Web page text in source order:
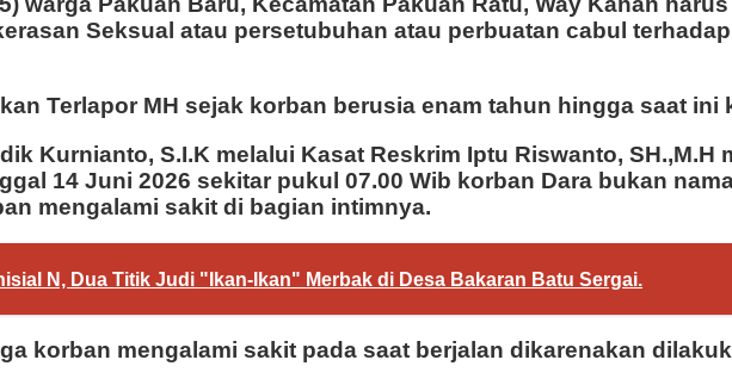
Seksual atau persetubuhan atau perbuatan cabul
Terlapor MH sejak korban berusia enam tahun hingga saat ini
Kurnianto, S.I.K melalui Kasat Reskrim Iptu Riswanto,
14 Juni 2026 sekitar pukul 07.00 Wib korban Dara bukan
mengalami sakit di bagian intimnya.
N, Dua Titik Judi "Ikan-Ikan" Merbak di Desa Bakaran Batu Sergai.
korban mengalami sakit pada saat berjalan dikarenakan